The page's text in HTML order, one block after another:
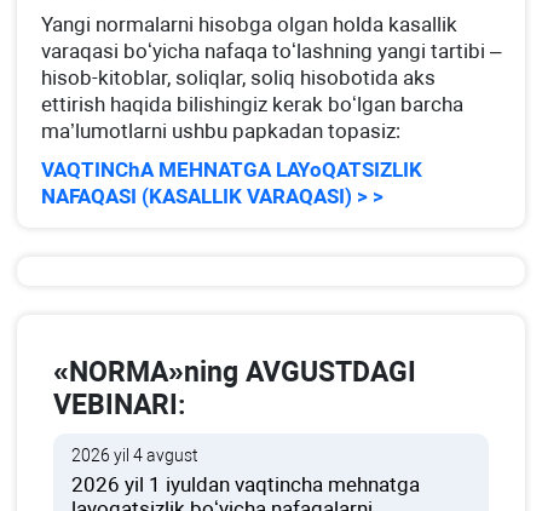
Yangi normalarni hisobga olgan holda kasallik
varaqasi boʻyicha nafaqa toʻlashning yangi tartibi –
hisob-kitoblar, soliqlar, soliq hisobotida aks
ettirish haqida bilishingiz kerak boʻlgan barcha
ma’lumotlarni ushbu papkadan topasiz:
VAQTINChA MEHNATGA LAYoQATSIZLIK
NAFAQASI (KASALLIK VARAQASI) > >
«NORMA»ning AVGUSTDAGI
VEBINARI:
2026 yil 4 avgust
2026 yil 1 iyuldan vaqtincha mehnatga